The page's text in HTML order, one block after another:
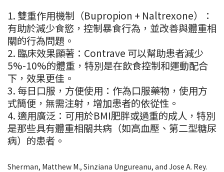
1. 雙重作用機制（Bupropion + Naltrexone）：
有助於減少食慾，控制暴食行為，並改善與體重相
關的行為問題。
2. 臨床效果顯著：Contrave 可以幫助患者減少
5%-10%的體重，特別是在飲食控制和運動配合
下，效果更佳。
3. 每日口服，方便使用：作為口服藥物，使用方
式簡便，無需注射，增加患者的依從性。
4. 適用廣泛：可用於BMI肥胖或過重的成人，特別
是那些具有體重相關共病（如高血壓、第二型糖尿
病）的患者。
Sherman, Matthew M., Sinziana Ungureanu, and Jose A. Rey.